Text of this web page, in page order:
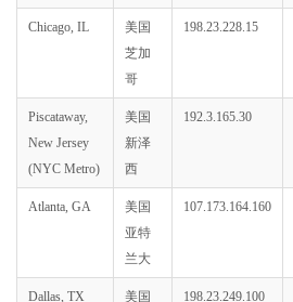
Chicago, IL
美国
芝加
哥
198.23.228.15
Piscataway,
New Jersey
(NYC Metro)
美国
新泽
西
192.3.165.30
Atlanta, GA
美国
亚特
兰大
107.173.164.160
Dallas, TX
美国
198.23.249.100